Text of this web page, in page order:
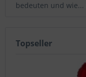
bedeuten und wie...
Topseller